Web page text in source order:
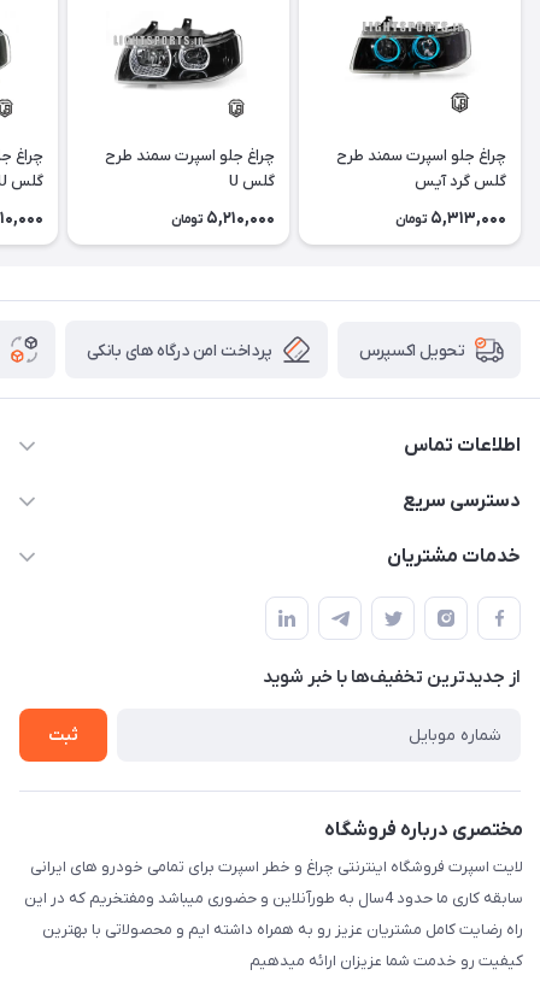
چراغ جلو اسپرت سمند طرح
گلس گرد آیس
5,313,000 تومان
چراغ جلو اسپرت سمند طرح
گلس U
5,210,000 تومان
چراغ
گلس U آیس
تحویل اکسپرس پرداخت امن درگاه های بانکی
اطلاعات تماس
09012926386
دسترسی سریع
حساب کاربری
لیست محصولات
درباره ما
خدمات مشتریان
قوانین و مقررات
حریم خصوصی
راهنما
از جدید‌ترین تخفیف‌ها با‌ خبر شوید
ثبت
مختصری درباره فروشگاه
لایت اسپرت فروشگاه اینترنتی چراغ و خطر اسپرت برای تمامی خودرو های ایرانی
سابقه کاری ما حدود 4سال به طورآنلاین و حضوری میباشد ومفتخریم که در این
راه رضایت کامل مشتریان عزیز رو به همراه داشته ایم و محصولاتی با بهترین
کیفیت رو خدمت شما عزیزان ارائه میدهیم